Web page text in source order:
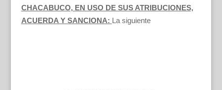
CHACABUCO, EN USO DE SUS ATRIBUCIONES,
ACUERDA Y SANCIONA: La siguiente